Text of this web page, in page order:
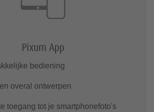
Pixum App
bediening
overal ontwerpen
toegang tot je smartphonefoto's